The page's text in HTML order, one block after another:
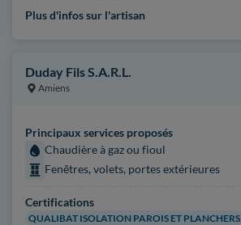
Plus d'infos sur l'artisan
Duday Fils S.A.R.L.
Amiens
Principaux services proposés
Chaudière à gaz ou fioul
Fenêtres, volets, portes extérieures
Certifications
QUALIBAT ISOLATION PAROIS ET PLANCHERS